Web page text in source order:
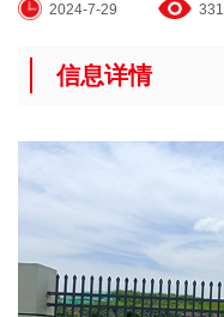
2024-7-29 331
信息详情